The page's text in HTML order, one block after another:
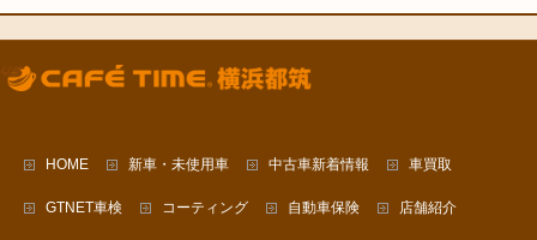
HOME 新車・未使用車 中古車新着情報 車買取
GTNET車検 コーティング 自動車保険 店舗紹介